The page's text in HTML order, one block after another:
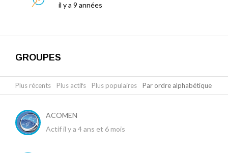
il y a 9 années
GROUPES
Plus récents Plus actifs Plus populaires Par ordre alphabétique
ACOMEN
Actif il y a 4 ans et 6 mois